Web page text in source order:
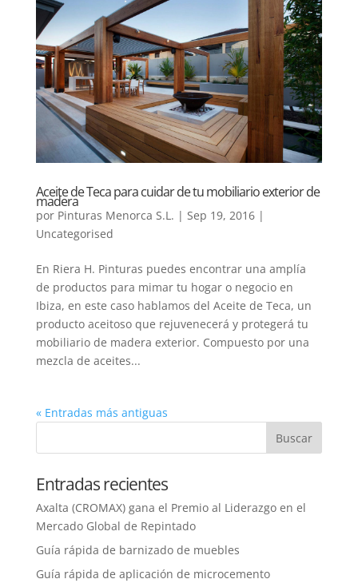
Aceite de Teca para cuidar de tu mobiliario exterior de
madera
por Pinturas Menorca S.L. | Sep 19, 2016|
Uncategorised
En Riera H. Pinturas puedes encontrar una amplía
de productos para mimar tu hogar o negocio en
Ibiza, en este caso hablamos del Aceite de Teca, un
producto aceitoso que rejuvenecerá y protegerá tu
mobiliario de madera exterior. Compuesto por una
mezcla de aceites...
« Entradas más antiguas
Entradas recientes
Axalta (CROMAX) gana el Premio al Liderazgo en el
Mercado Global de Repintado
Guía rápida de barnizado de muebles
Guía rápida de aplicación de microcemento